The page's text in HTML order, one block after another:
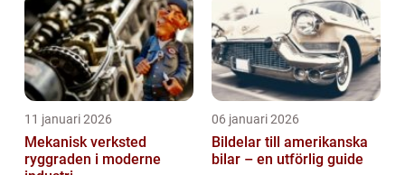
11 januari 2026
Mekanisk verksted
ryggraden i moderne
06 januari 2026
Bildelar till amerikanska
bilar – en utförlig guide